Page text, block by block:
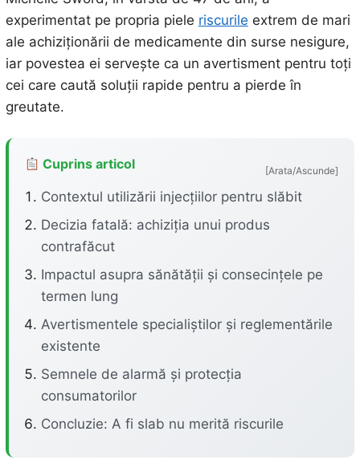
experimentat pe propria piele riscurile extrem de mari
ale achiziționării de medicamente din surse nesigure,
iar povestea ei servește ca un avertisment pentru toți
cei care caută soluții rapide pentru a pierde în
greutate.
Cuprins articol [Arata/Ascunde]
Contextul utilizării injecțiilor pentru slăbit
Decizia fatală: achiziția unui produs
contrafăcut
Impactul asupra sănătății și consecințele pe
termen lung
Avertismentele specialiștilor și reglementările
existente
Semnele de alarmă și protecția
consumatorilor
Concluzie: A fi slab nu merită riscurile